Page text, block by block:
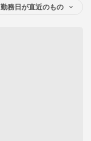
勤務日が直近のもの